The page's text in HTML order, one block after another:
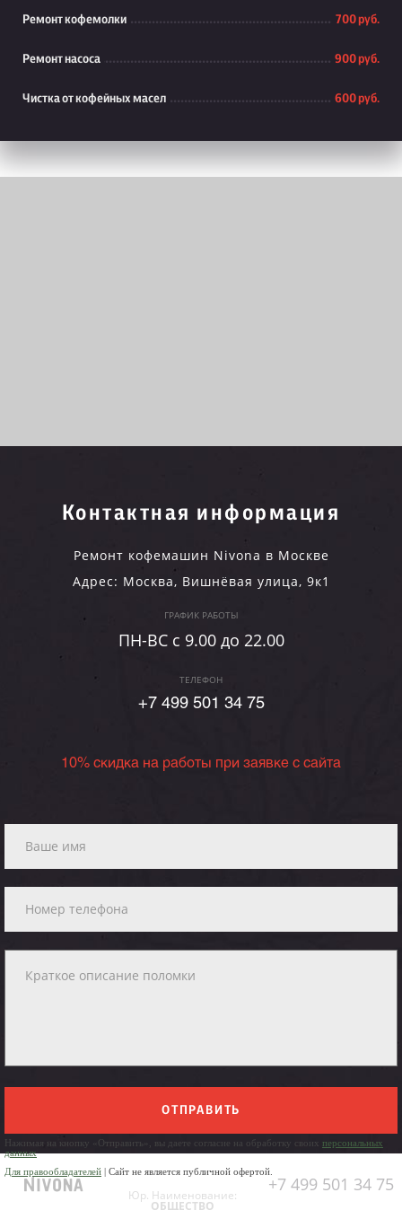
Ремонт кофемолки 700 руб.
Ремонт насоса 900 руб.
Чистка от кофейных масел 600 руб.
Контактная информация
Ремонт кофемашин Nivona в Москве
Адрес: Москва, Вишнёвая улица, 9к1
ГРАФИК РАБОТЫ
ПН-ВC c 9.00 до 22.00
ТЕЛЕФОН
+7 499 501 34 75
10% скидка на работы при заявке с сайта
ОТПРАВИТЬ
Нажимая на кнопку «Отправить», вы даете согласие на обработку своих персональных
данных
Для правообладателей | Сайт не является публичной офертой.
+7 499 501 34 75
Юр. Наименование:
ОБЩЕСТВО